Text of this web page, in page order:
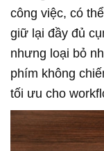
công việc, có
giữ lại đầy đủ
nhưng loại bỏ
phím không
tối ưu cho